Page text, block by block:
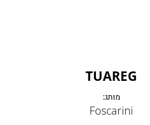
TOBIAS GRAU
TUAREG
מותג:
Foscarini